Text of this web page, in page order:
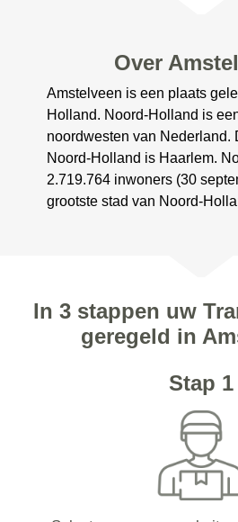
Over
Amstelveen is een plaats
Holland. Noord-Holland is
noordwesten van Nederland.
Noord-Holland is Haarlem.
2.719.764 inwoners (30
grootste stad van Noord-
In 3 stappen uw
geregeld in
Stap 1